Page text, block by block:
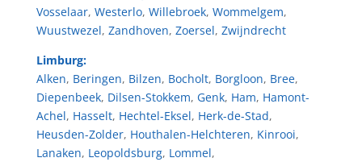
Vosselaar, Westerlo, Willebroek, Wommelgem,
Wuustwezel, Zandhoven, Zoersel, Zwijndrecht
Limburg:
Alken, Beringen, Bilzen, Bocholt, Borgloon, Bree,
Diepenbeek, Dilsen-Stokkem, Genk, Ham, Hamont-
Achel, Hasselt, Hechtel-Eksel, Herk-de-Stad,
Heusden-Zolder, Houthalen-Helchteren, Kinrooi,
Lanaken, Leopoldsburg, Lommel,